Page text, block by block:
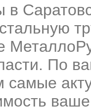
в
По
самые